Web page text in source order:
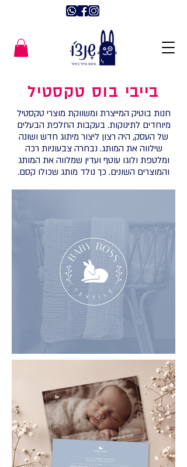
בייבי בוס טקסטיל
חנות בוטיק המייצרת ומשווקת מוצרי טקסטיל
מיוחדים לתינוקות. בעקבות החלפת הבעלים
של העסק, היה רצון ליצור מיתוג חדש ושונה
שילווה את המותג. נבחרה צבעוניות רכה
ומלטפת ולוגו עוטף ועדין שמלווה את המותג
והמוצרים השונים. כך נולד מותג שכולו קסם.